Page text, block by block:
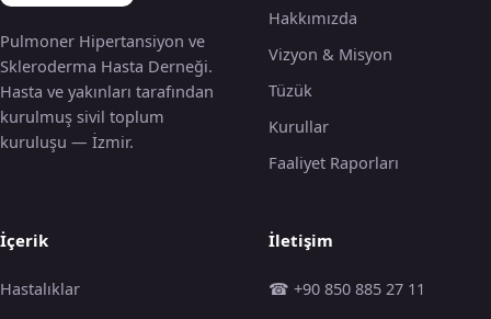
Pulmoner Hipertansiyon ve
Skleroderma Hasta Derneği.
Hasta ve yakınları tarafından
kurulmuş sivil toplum
kuruluşu — İzmir.
Hakkımızda
Vizyon & Misyon
Tüzük
Kurullar
Faaliyet Raporları
İçerik
Hastalıklar
İletişim
☎ +90 850 885 27 11